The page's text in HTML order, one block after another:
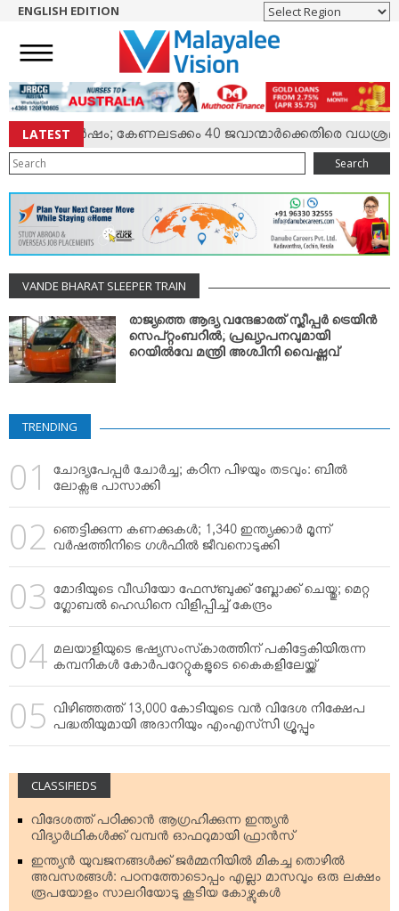
NEWS
ENGLISH
NRI
ENTERTAINMENT
MV SPECIAL
SPORTS
LIFESTYLE
TECH & AUTO
SOCIAL SPHERE
EDITORIAL
ARTS & LITERATURE
MAGAZINE
YOUR SAY
KARSHAKAN
GREETINGS
OBITUARY
ENGLISH EDITION
LATEST
സംഘര്‍ഷം; കേണലടക്കം 40 ജവാന്മാര്‍ക്കെതിരെ
Search
VANDE BHARAT SLEEPER TRAIN
രാജ്യത്തെ ആദ്യ വന്ദേഭാരത് സ്ലീപ്പര്‍ ട്രെയിന്‍
സെപ്റ്റംബറില്‍; പ്രഖ്യാപനവുമായി
റെയില്‍വേ മന്ത്രി അശ്വിനി വൈഷ്ണവ്
TRENDING
ചോദ്യപേപ്പര്‍ ചോര്‍ച്ച; കഠിന പിഴയും തടവും: ബില്‍
ലോക്സഭ പാസാക്കി
ഞെട്ടിക്കുന്ന കണക്കുകള്‍; 1,340 ഇന്ത്യക്കാര്‍ മൂന്ന്
വര്‍ഷത്തിനിടെ ഗള്‍ഫില്‍ ജീവനൊടുക്കി
മോദിയുടെ വീഡിയോ ഫേസ്ബുക്ക് ബ്ലോക്ക് ചെയ്തു; മെറ്റ
ഗ്ലോബല്‍ ഹെഡിനെ വിളിപ്പിച്ച് കേന്ദ്രം
മലയാളിയുടെ ഭഷ്യസംസ്‌കാരത്തിന് പകിട്ടേകിയിരുന്ന
കമ്പനികള്‍ കോര്‍പറേറ്റുകളുടെ കൈകളിലേയ്ക്ക്
വിഴിഞ്ഞത്ത് 13,000 കോടിയുടെ വന്‍ വിദേശ നിക്ഷേപ
പദ്ധതിയുമായി അദാനിയും എംഎസ്‌സി ഗ്രൂപ്പും
CLASSIFIEDS
വിദേശത്ത് പഠിക്കാന്‍ ആഗ്രഹിക്കുന്ന ഇന്ത്യന്‍
വിദ്യാര്‍ഥികള്‍ക്ക് വമ്പന്‍ ഓഫറുമായി ഫ്രാന്‍സ്
ഇന്ത്യന്‍ യുവജനങ്ങള്‍ക്ക് ജര്‍മ്മനിയില്‍ മികച്ച തൊഴില്‍
അവസരങ്ങള്‍: പഠനത്തോടൊപ്പം എല്ലാ മാസവും ഒരു ലക്ഷം
രൂപയോളം സാലറിയോടു കൂടിയ കോഴ്സുകള്‍